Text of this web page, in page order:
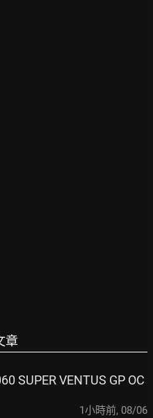
章
SUPER VENTUS GP OC
1小時前, 08/06